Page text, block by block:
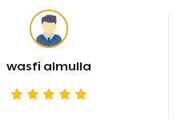
wasfi almulla